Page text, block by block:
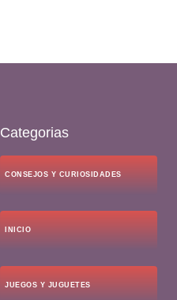
Categorias
CONSEJOS Y CURIOSIDADES
INICIO
JUEGOS Y JUGUETES